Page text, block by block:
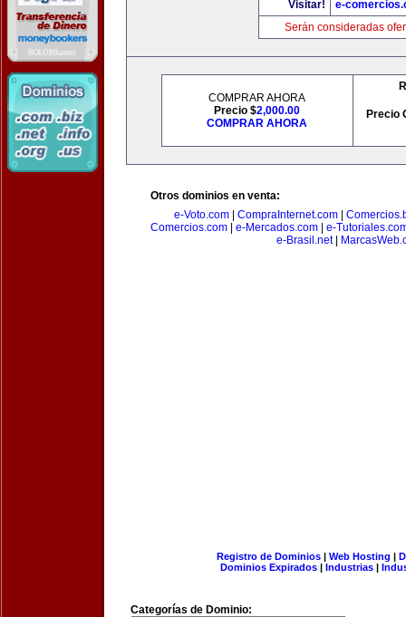
Visitar!
e-
Serán consideradas
COMPRAR AHORA
Precio $2,000.00
COMPRAR AHORA
Precio
Otros dominios en venta:
e-Voto.com
CompraInternet.com
Comercios.com
e-Mercados.com
e-
e-Brasil.net|
Registro de Dominios| Web Hosting |
Dominios Expirados | Industrias |
Categorías de Dominio: